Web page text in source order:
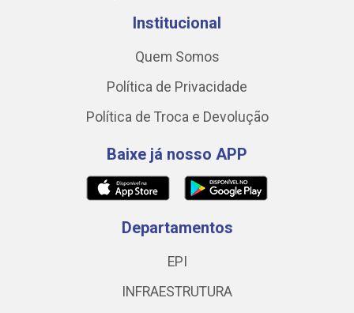
Institucional
Quem Somos
Política de Privacidade
Política de Troca e Devolução
Baixe já nosso APP
Departamentos
EPI
INFRAESTRUTURA